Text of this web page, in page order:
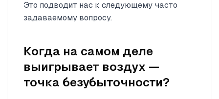
Это подводит нас к следующему часто
задаваемому вопросу.
Когда на самом деле
выигрывает воздух —
точка безубыточности?